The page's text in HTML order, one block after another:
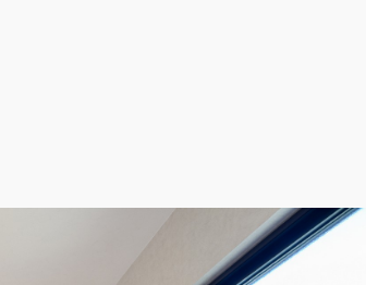
ニングが横並びで配膳・片付けがしやすく効